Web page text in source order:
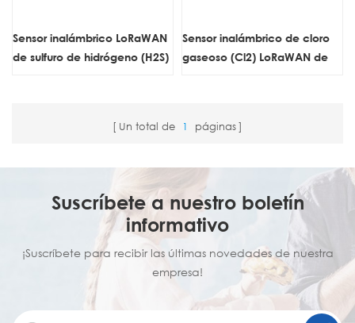
Sensor inalámbrico LoRaWAN
de sulfuro de hidrógeno (H2S)
Sensor inalámbrico de cloro
gaseoso (Cl2) LoRaWAN de
Un total de 1 páginas
Suscríbete a nuestro boletín
informativo
¡Suscríbete para recibir las últimas novedades de nuestra
empresa!